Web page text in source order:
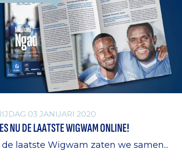
03 JANUARI 2020
NU DE LAATSTE WIGWAM ONLINE!
de laatste Wigwam zaten we samen...